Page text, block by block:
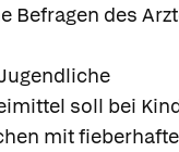
Befragen des
soll bei
mit